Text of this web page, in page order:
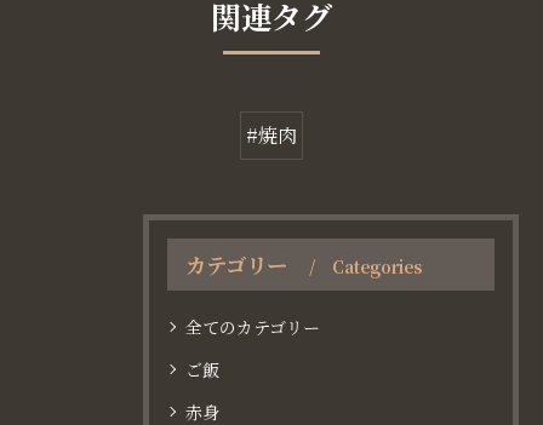
関連タグ
#焼肉
カテゴリー Categories
全てのカテゴリー
ご飯
赤身